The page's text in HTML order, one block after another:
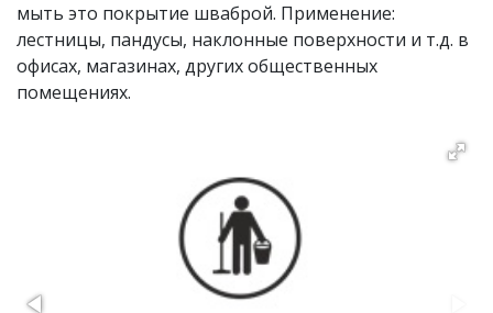
мыть это покрытие шваброй. Применение:
лестницы, пандусы, наклонные поверхности и т.д. в
офисах, магазинах, других общественных
помещениях.